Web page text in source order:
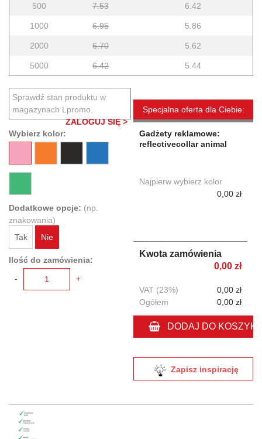
500 7.53 6.42
1000 6.95 5.86
2000 6.70 5.62
5000 6.42 5.44
Sprawdź stan produktu w
magazynach Lpromo.
ZALOGUJ SIĘ >
Wybierz kolor:
Dodatkowe opcje: (np.
znakowania)
Tak
Nie
Ilość do zamówienia:
-
+
Specjalna oferta dla Ciebie:
Gadżety reklamowe:
reflectivecollar animal
Najpierw wybierz kolor
0,00 zł
Kwota zamówienia
0,00 zł
VAT (23%)
0,00 zł
Ogółem
0,00 zł
DODAJ DO
Zapisz inspirację